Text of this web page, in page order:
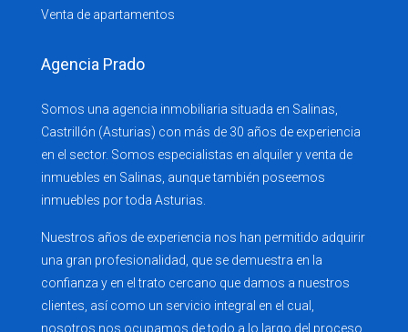
Venta de apartamentos
Agencia Prado
Somos una agencia inmobiliaria situada en Salinas,
Castrillón (Asturias) con más de 30 años de experiencia
en el sector. Somos especialistas en alquiler y venta de
inmuebles en Salinas, aunque también poseemos
inmuebles por toda Asturias.
Nuestros años de experiencia nos han permitido adquirir
una gran profesionalidad, que se demuestra en la
confianza y en el trato cercano que damos a nuestros
clientes, así como un servicio integral en el cual,
nosotros nos ocupamos de todo a lo largo del proceso.